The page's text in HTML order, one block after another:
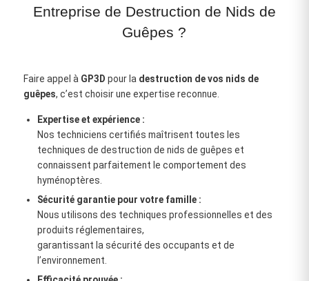
Entreprise de Destruction de Nids de
Guêpes ?
Faire appel à GP3D pour la destruction de vos nids de
guêpes, c’est choisir une expertise reconnue.
Expertise et expérience :
Nos techniciens certifiés maîtrisent toutes les
techniques de destruction de nids de guêpes et
connaissent parfaitement le comportement des
hyménoptères.
Sécurité garantie pour votre famille :
Nous utilisons des techniques professionnelles et des
produits réglementaires,
garantissant la sécurité des occupants et de
l’environnement.